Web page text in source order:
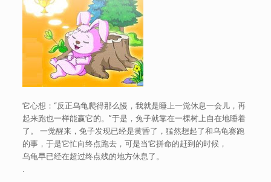
它心想：“反正乌龟爬得那么慢，我就是睡上一觉休息一会儿，再
起来跑也一样能赢它的。”于是，兔子就靠在一棵树上自在地睡着
了。 一觉醒来，兔子发现已经是黄昏了，猛然想起了和乌龟赛跑
的事，于是它忙向终点跑去，可是当它拼命的赶到的时候，
乌龟早已经在超过终点线的地方休息了。
.